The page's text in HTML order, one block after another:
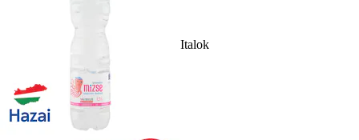
Italok